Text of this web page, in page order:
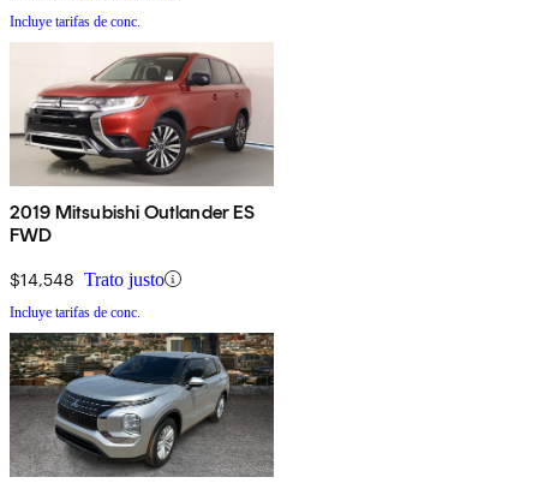
Incluye tarifas de conc.
2019 Mitsubishi Outlander ES
FWD
$14,548 Trato justo
Incluye tarifas de conc.